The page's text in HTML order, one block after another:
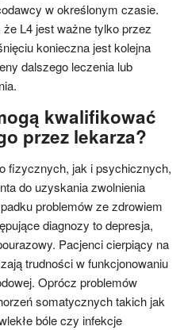
w określonym czasie.
L4 jest ważne tylko przez
konieczna jest kolejna
dalszego leczenia lub
kwalifikować
przez lekarza?
fizycznych, jak i psychicznych,
do uzyskania zwolnienia
problemów ze zdrowiem
diagnozy to depresja,
Pacjenci cierpiący na
trudności w funkcjonowaniu
Oprócz problemów
somatycznych takich jak
bóle czy infekcje